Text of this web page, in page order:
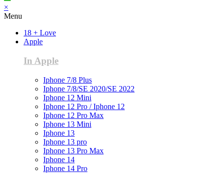
×
Menu
18 + Love
Apple
In Apple
Iphone 7/8 Plus
Iphone 7/8/SE 2020/SE 2022
Iphone 12 Mini
Iphone 12 Pro / Iphone 12
Iphone 12 Pro Max
Iphone 13 Mini
Iphone 13
Iphone 13 pro
Iphone 13 Pro Max
Iphone 14
Iphone 14 Pro